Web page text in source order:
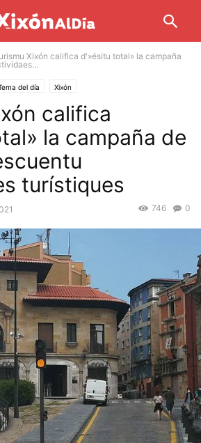
Xixón califica d'»ésitu total» la campaña
del día Xixón
califica
la campaña de
turístiques
0
746